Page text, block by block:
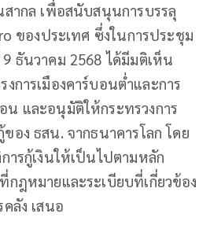
สากล เพื่อสนับสนุนการบรรลุ
ของประเทศ ซึ่งในการประชุม
ธันวาคม 2568 ได้มีมติเห็น
การเมืองคาร์บอนต่ำและการ
และอนุมัติให้กระทรวงการ
อง ธสน. จากธนาคารโลก โดย
รกู้เงินให้เป็นไปตามหลัก
กฎหมายและระเบียบที่เกี่ยวข้อง
ลัง เสนอ